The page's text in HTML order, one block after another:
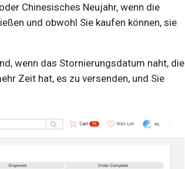
Chinesisches Neujahr, wenn die
und obwohl Sie kaufen können, sie
wenn das Stornierungsdatum naht, die
Zeit hat, es zu versenden, und Sie